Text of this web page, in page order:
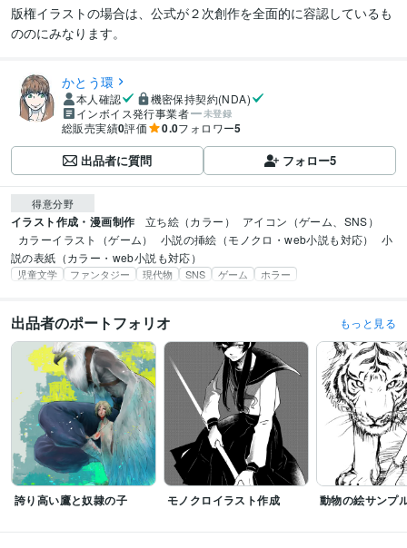
版権イラストの場合は、公式が２次創作を全面的に容認しているも
ののにみなります。
かとう環
本人確認
機密保持契約(NDA)
インボイス発行事業者
未登録
総販売実績0評価 0.0フォロワー5
出品者に質問 フォロー5
得意分野
イラスト作成・漫画制作 立ち絵（カラー）
アイコン（ゲーム、SNS）
カラーイラスト（ゲーム）
小説の挿絵（モノクロ・web小説も対応）
小
説の表紙（カラー・web小説も対応）
児童文学 ファンタジー 現代物 SNS ゲーム ホラー
出品者のポートフォリオ もっと見る
誇り高い鷹と奴隷の子 モノクロイラスト作成 動物の絵サンプ